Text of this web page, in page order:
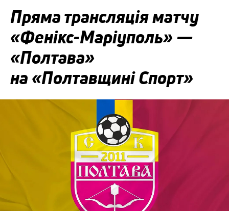
Пряма трансляція матчу
«Фенікс-Маріуполь» —
«Полтава»
на «Полтавщині Спорт»